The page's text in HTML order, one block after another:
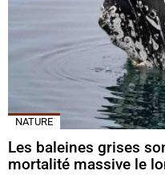
NATURE
Les baleines grises
mortalité massive le